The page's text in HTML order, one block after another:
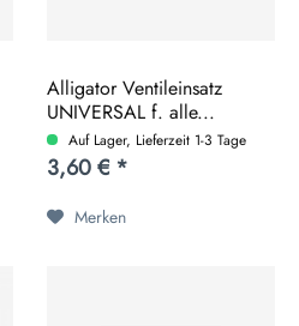
Alligator Ventileinsatz
UNIVERSAL f. alle...
Auf Lager, Lieferzeit 1-3 Tage
3,60 € *
Merken